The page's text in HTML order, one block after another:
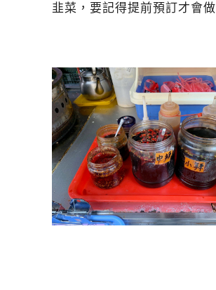
韭菜，要記得提前預訂才會做